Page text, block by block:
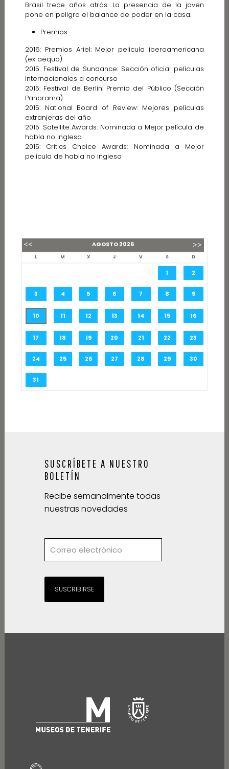
Brasil trece años atrás. La presencia de la joven
pone en peligro el balance de poder en la casa.
Premios
2016: Premios Ariel: Mejor película iberoamericana
(ex aequo)
2015: Festival de Sundance: Sección oficial películas
internacionales a concurso
2015: Festival de Berlín: Premio del Público (Sección
Panorama)
2015: National Board of Review: Mejores películas
extranjeras del año
2015: Satellite Awards: Nominada a Mejor película de
habla no inglesa
2015: Critics Choice Awards: Nominada a Mejor
película de habla no inglesa
AGOSTO2026
L M X J V S D
1 2
3 4 5 6 7 8 9
10 11 12 13 14 15 16
17 18 19 20 21 22 23
24 25 26 27 28 29 30
31
SUSCRÍBETE A NUESTRO
BOLETÍN
Recibe semanalmente todas
nuestras novedades
SUSCRIBIRSE